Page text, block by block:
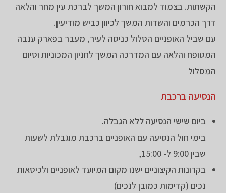
הקשתות. בצמוד למבוא חורון המשך לברכת עין מחר והלאה
דרך הכרמים והשדות המשך לכיוון כביש מודיעין.
עם שביל האופניים הסלול כניסה לעיר, מעבר בפארק ענבה
המטופח והלאה עם המדרכה המשך לחניון המכוניות וסיום
המסלול
הנסיעה ברכבת
ביום שישי הנסיעה ללא הגבלה.
בימי חול הנסיעה עם האופניים ברכבת מוגבלת לשעות
שבין 9:00 ל- 15:00,
בקרונות הקיצוניים ישנו מקום המיועד לאופניים ולכיסאות
נכים (קדימות כמובן לנכים)